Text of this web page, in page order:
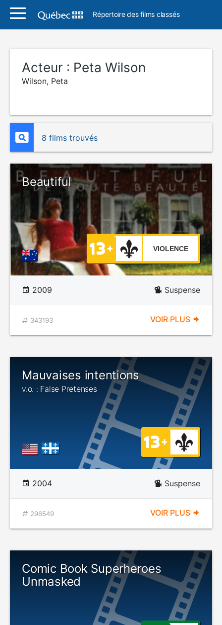
Répertoire des films classés
Acteur : Peta Wilson
Wilson, Peta
8 films trouvés
Beautiful
VIOLENCE
2009 Suspense
343193 VOIR PLUS
Mauvaises intentions
v.o. : False Pretenses
2004 Suspense
296549 VOIR PLUS
Comic Book Superheroes
Unmasked